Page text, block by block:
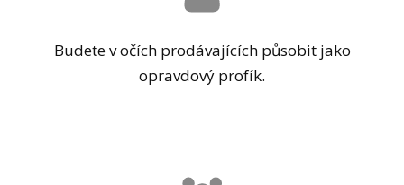
Budete v očích prodávajících působit jako
opravdový profík.